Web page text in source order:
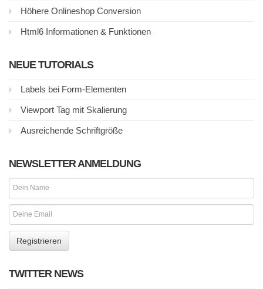
Höhere Onlineshop Conversion
Html6 Informationen & Funktionen
NEUE TUTORIALS
Labels bei Form-Elementen
Viewport Tag mit Skalierung
Ausreichende Schriftgröße
NEWSLETTER ANMELDUNG
TWITTER NEWS